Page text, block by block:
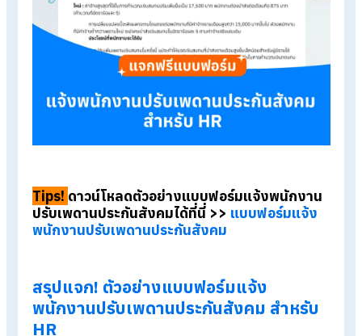
แจกตัวอย่างแบบฟอร์มแจ้งพนักงานปรั
เพดานประกันสังคม
เพื่อความสะดวกสำหรับฝ่ายทรัพยากรบุคคล เราได้จัดทำ ไฟล์แบบ
ฟอร์มแจ้งพนักงานปรับเพดานประกันสังคม ไว้เรียบร้อยแล้ว โดย
แบบฟอร์มนี้ออกแบบมาให้ใช้งานง่าย ข้อความชัดเจน และสื่อสาร